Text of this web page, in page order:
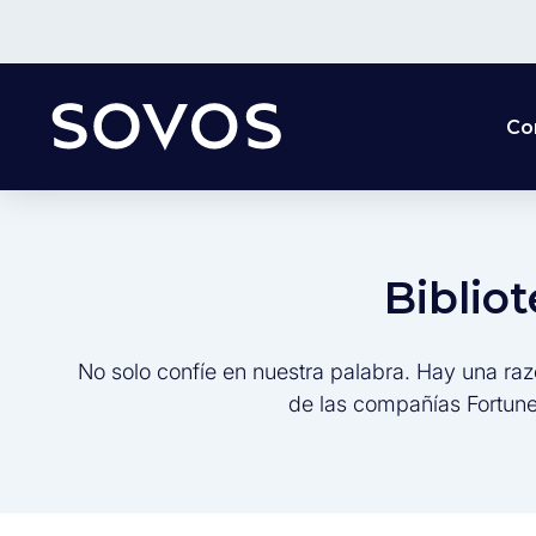
No solo confíe en nuestra palabra. Hay una
de las compañías